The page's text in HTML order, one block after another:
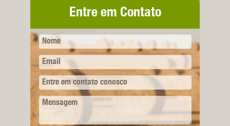
Entre em Contato
Nome
Email
Entre em contato conosco
Mensagem